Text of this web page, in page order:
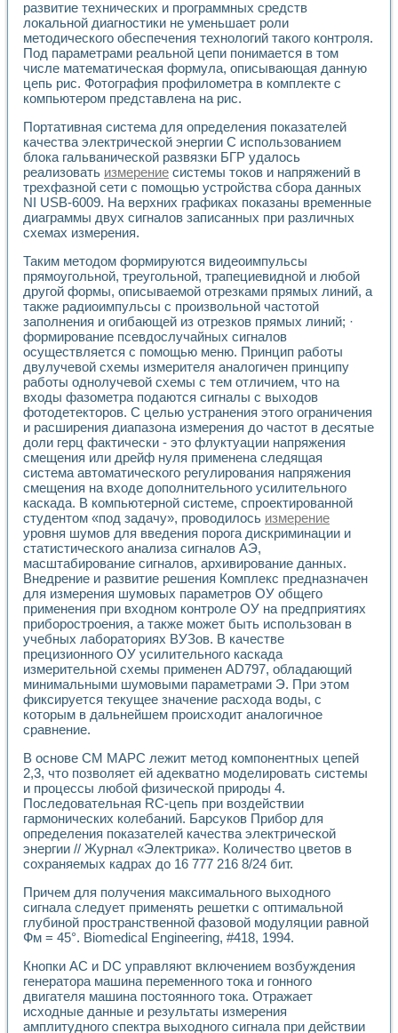
Стенд для исследования электрических переходных
Автоматизация контроля сварных швов на базе
Измерительный контроль с применением
Моделирование надежности и эффективности систем
Лабораторные практикумы и учебные стенды
Автоматизация лабораторного стенда по измерению
Виртуальный прибор для исследования нелинейных
Использование виртуальных приборов в процесе
Использование программ ELECTRONICS WORKBENCH-
Лабораторный практикум по дисциплине «Цифровые
Лабораторный практикум по ИНС на основе LabVIEW
Лабораторный практикум по основам теории коммутации
Опыт использования NI LabVIEW для создания
Создание виртуальной работы «Изучение магнитных
Обратный маятник
Устройство для изучения основ интерфейсов обмена по
Лабораторный практикум: изучение адиабатического
Стенд для исследования электрических переходных
Система статистической обработки результатов
Автоматизация лазерно-плазменных измерений с
Модельно-измерительный комплекс. Назначение. Состав.
Использование технологий NATIONAL INSTRUMENTS
Учебный практикум "Спектральный и корреляционный
Учебный стенд для исследования принципа действия
Оборудование и программное обеспечение учебных
Виртуальный лабораторный практикум для изучения
Управление роботом ТУР-10 средствами LabVIEW
Аппаратно-программный комплекс для исследования
Автоматизированный дистанционный лабораторный
Исследование возможности реставрации одномерных
Использование технологий NATIONAL INSTRUMENTS в
Разработка модификаций алгоритма полигармонической
Учебный стенд для исследования принципа действия
Виртуальная система поддержки принимаемых решений в
Преемственность дисциплин «Моделирование систем» и
Универсальный стенд для исследования электрических
Лабораторные практикумы по информационно-
Виртуальный измеритель частотных характеристик на
Лабораторный практикум по основам теории Коммутации
Разработка виртуальной лабораторной работы
Виртуальные практикумы по электротехнике в среде
Исследование эффективности решателей
Опыт разработки LabVIEW лабораторных практикумов
Проблемы повышения качества образования и
Развитие LabVIEW лабораторного практикума по
Разработка виртуальной лаборатории по электротехнике
Усовершенствованные алгоритмы частотного анализа
Об опыте работы учебного центра «Технологии
Технологии NI в магистерской программе «Прикладная
Система диагностики двигателей постоянного тока
Автоматизированный стенд формирования
Лабораторный практикум по курсу ИИС на базе
Партнеры
Учебные заведения
Бизнес
Контакты
развитие технических и программных средств
локальной диагностики не уменьшает роли
методического обеспечения технологий такого контроля.
Под параметрами реальной цепи понимается в том
числе математическая формула, описывающая данную
цепь рис. Фотография профилометра в комплекте с
компьютером представлена на рис.
Портативная система для определения показателей
качества электрической энергии С использованием
блока гальванической развязки БГР удалось
реализовать измерение системы токов и напряжений в
трехфазной сети с помощью устройства сбора данных
NI USB-6009. На верхних графиках показаны временные
диаграммы двух сигналов записанных при различных
схемах измерения.
Таким методом формируются видеоимпульсы
прямоугольной, треугольной, трапециевидной и любой
другой формы, описываемой отрезками прямых линий, а
также радиоимпульсы с произвольной частотой
заполнения и огибающей из отрезков прямых линий; ·
формирование псевдослучайных сигналов
осуществляется с помощью меню. Принцип работы
двулучевой схемы измерителя аналогичен принципу
работы однолучевой схемы с тем отличием, что на
входы фазометра подаются сигналы с выходов
фотодетекторов. С целью устранения этого ограничения
и расширения диапазона измерения до частот в десятые
доли герц фактически - это флуктуации напряжения
смещения или дрейф нуля применена следящая
система автоматического регулирования напряжения
смещения на входе дополнительного усилительного
каскада. В компьютерной системе, спроектированной
студентом «под задачу», проводилось измерение
уровня шумов для введения порога дискриминации и
статистического анализа сигналов АЭ,
масштабирование сигналов, архивирование данных.
Внедрение и развитие решения Комплекс предназначен
для измерения шумовых параметров ОУ общего
применения при входном контроле ОУ на предприятиях
приборостроения, а также может быть использован в
учебных лабораториях ВУЗов. В качестве
прецизионного ОУ усилительного каскада
измерительной схемы применен AD797, обладающий
минимальными шумовыми параметрами Э. При этом
фиксируется текущее значение расхода воды, с
которым в дальнейшем происходит аналогичное
сравнение.
В основе СМ МАРС лежит метод компонентных цепей
2,3, что позволяет ей адекватно моделировать системы
и процессы любой физической природы 4.
Последовательная RC-цепь при воздействии
гармонических колебаний. Барсуков Прибор для
определения показателей качества электрической
энергии // Журнал «Электрика». Количество цветов в
сохраняемых кадрах до 16 777 216 8/24 бит.
Причем для получения максимального выходного
сигнала следует применять решетки с оптимальной
глубиной пространственной фазовой модуляции равной
Фм = 45°. Biomedical Engineering, #418, 1994.
Кнопки АС и DC управляют включением возбуждения
генератора машина переменного тока и гонного
двигателя машина постоянного тока. Отражает
исходные данные и результаты измерения
амплитудного спектра выходного сигнала при действии